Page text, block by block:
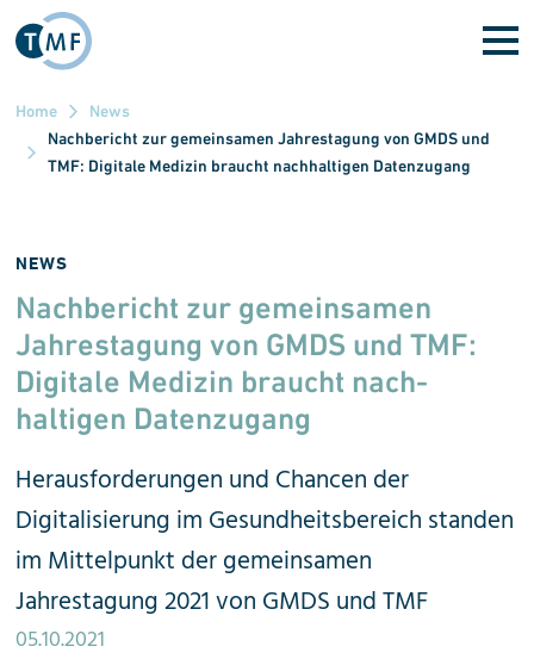
Direkt zum Inhalt
Home
News
Nachbericht zur gemeinsamen Jahrestagung von GMDS und
TMF: Digitale Medizin braucht nachhaltigen Datenzugang
NEWS
Nachbericht zur gemeinsamen
Jahres­tagung von GMDS und TMF:
Digitale Medizin braucht nach­
haltigen Datenzugang
Herausforderungen und Chancen der
Digitalisierung im Gesundheitsbereich standen
im Mittelpunkt der gemeinsamen
Jahrestagung 2021 von GMDS und TMF
05.10.2021